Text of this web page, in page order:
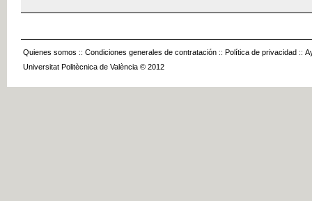
Quienes somos :: Condiciones generales de contratación :: Política de privacidad ::
Universitat Politècnica de València © 2012